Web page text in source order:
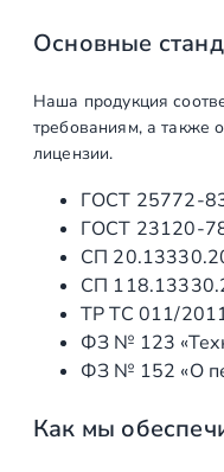
у
1
х
Ø
1
6
8
м
Основные
Наша продукция
требованиям, а также
лицензии.
ГОСТ
ГОСТ
СП
СП
ТР ТС 011/
ФЗ № 123
ФЗ № 152 «О
Как мы